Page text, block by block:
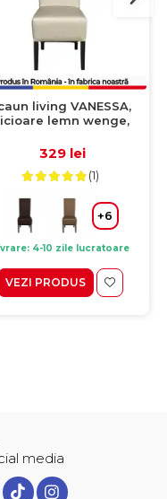
living VANESSA,
lemn wenge,
47x60x110 cm
329 lei
(1)
+6
4-10 zile lucratoare
VEZI PRODUS
media